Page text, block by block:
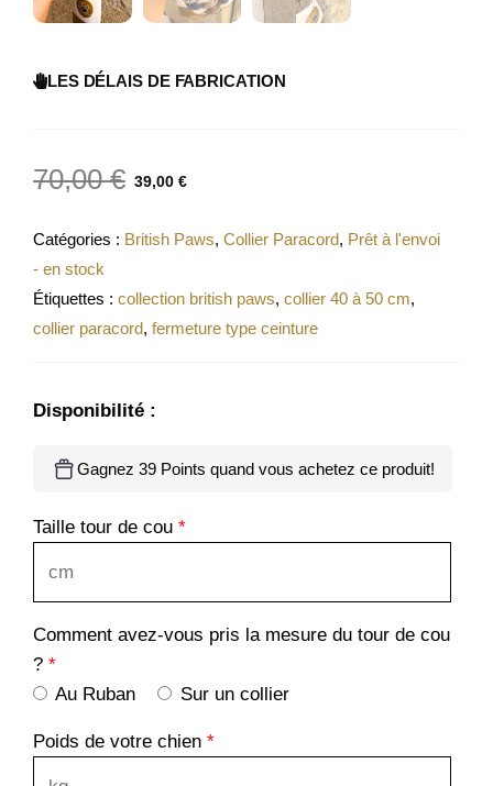
LES DÉLAIS DE FABRICATION
70,00€ 39,00 €
Catégories : British Paws, Collier Paracord, Prêt à l'envoi
- en stock
Étiquettes : collection british paws, collier 40 à 50 cm,
collier paracord, fermeture type ceinture
Disponibilité :
Gagnez 39 Points quand vous achetez ce produit!
Taille tour de cou *
Comment avez-vous pris la mesure du tour de cou
? *
Au Ruban
Sur un collier
Poids de votre chien *